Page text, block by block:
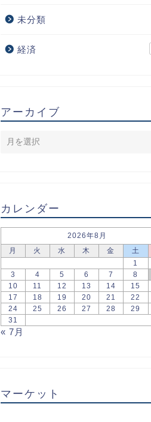
未分類
経済
アーカイブ
カレンダー
2026年8月
月
火 水 木 金 土
1
3
4 5 6 7 8
10
11 12 13 14 15
17
18 19 20 21 22
24
25 26 27 28 29
31
« 7月
マーケット